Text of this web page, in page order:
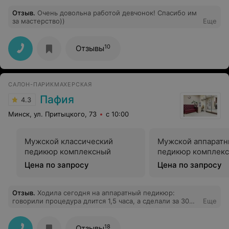
Отзыв. Очень довольна работой девчонок! Спасибо им
за мастерство))
Еще
Отзывы10
САЛОН-ПАРИКМАХЕРСКАЯ
4.3 Пафия
Минск, ул. Притыцкого, 73 с 10:00
Мужской классический
педикюр комплексный
Цена по запросу
Мужской
педикюр
Цена по запросу
Отзыв. Ходила сегодня на аппаратный педикюр:
говорили процедура длится 1,5 часа, а сделали за 30
Еще
18